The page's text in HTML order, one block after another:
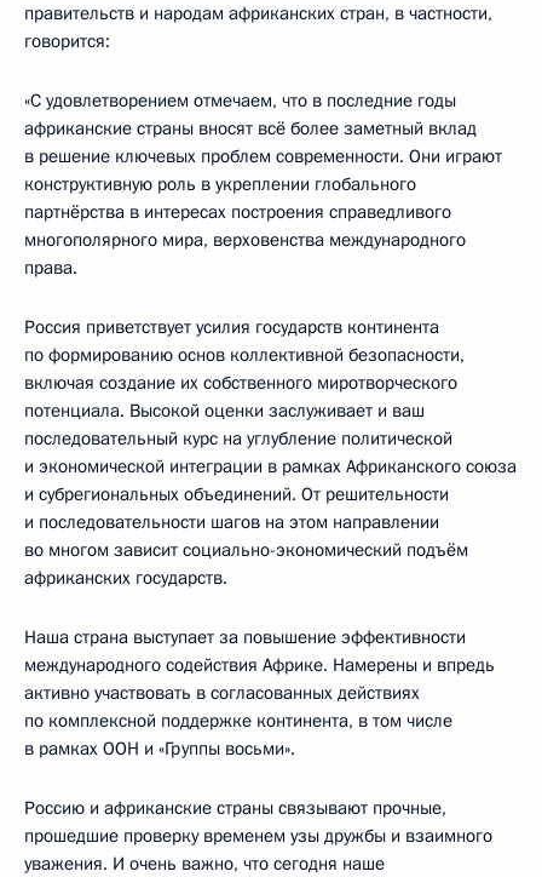
правительств и народам африканских стран, в частности,
говорится:
«С удовлетворением отмечаем, что в последние годы
африканские страны вносят всё более заметный вклад
в решение ключевых проблем современности. Они играют
конструктивную роль в укреплении глобального
партнёрства в интересах построения справедливого
многополярного мира, верховенства международного
права.
Россия приветствует усилия государств континента
по формированию основ коллективной безопасности,
включая создание их собственного миротворческого
потенциала. Высокой оценки заслуживает и ваш
последовательный курс на углубление политической
и экономической интеграции в рамках Африканского союза
и субрегиональных объединений. От решительности
и последовательности шагов на этом направлении
во многом зависит социально-экономический подъём
африканских государств.
Наша страна выступает за повышение эффективности
международного содействия Африке. Намерены и впредь
активно участвовать в согласованных действиях
по комплексной поддержке континента, в том числе
в рамках ООН и «Группы восьми».
Россию и африканские страны связывают прочные,
прошедшие проверку временем узы дружбы и взаимного
уважения. И очень важно, что сегодня наше